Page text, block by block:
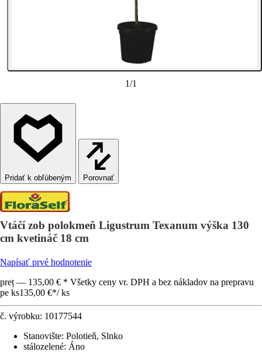
1/1
Porovnať
Vtáčí zob polokmeň Ligustrum Texanum výška 130
cm kvetináč 18 cm
Napísať prvé hodnotenie
preț — 135,00 € * Všetky ceny vr. DPH a bez nákladov na prepravu
pe ks135,00 €*/ ks
č. výrobku: 10177544
Stanovište: Polotieň, Slnko
stálozelené: Áno